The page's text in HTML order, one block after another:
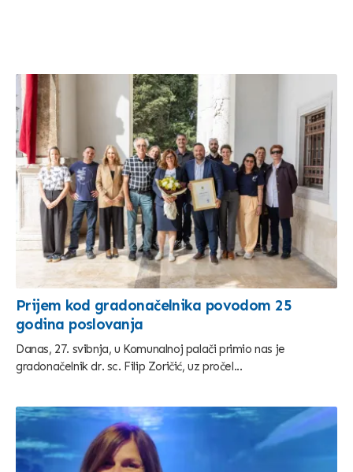
Prijem kod gradonačelnika povodom 25
godina poslovanja
Danas, 27. svibnja, u Komunalnoj palači primio nas je
gradonačelnik dr. sc. Filip Zoričić, uz pročel...